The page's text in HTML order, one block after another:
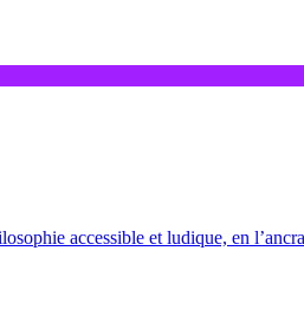
accessible et ludique, en